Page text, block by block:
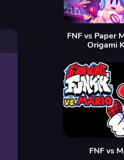
FNF vs Paper
Origami
FNF vs